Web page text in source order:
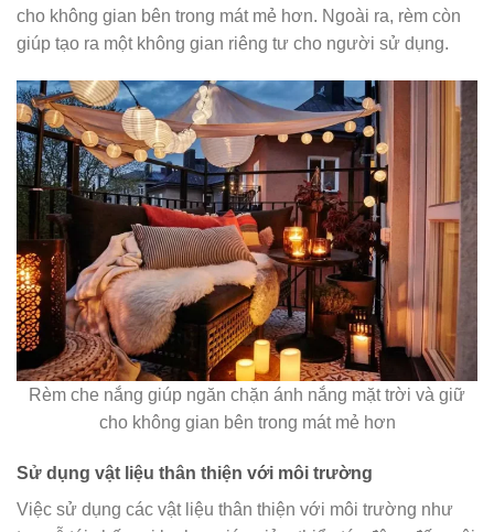
cho không gian bên trong mát mẻ hơn. Ngoài ra, rèm còn
giúp tạo ra một không gian riêng tư cho người sử dụng.
Rèm che nắng giúp ngăn chặn ánh nắng mặt trời và giữ
cho không gian bên trong mát mẻ hơn
Sử dụng vật liệu thân thiện với môi trường
Việc sử dụng các vật liệu thân thiện với môi trường như